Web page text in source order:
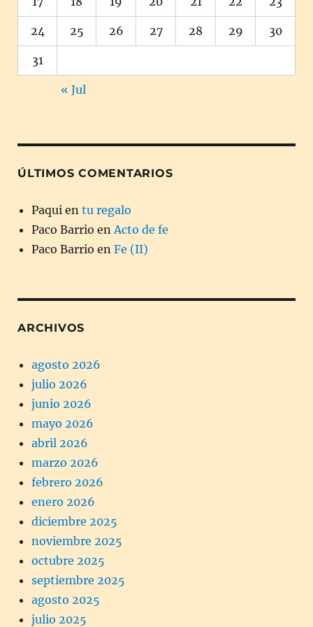
24 25 26 27 28 29 30
31
« Jul
ÚLTIMOS COMENTARIOS
Paqui en tu regalo
Paco Barrio en Acto de fe
Paco Barrio en Fe (II)
ARCHIVOS
agosto 2026
julio 2026
junio 2026
mayo 2026
abril 2026
marzo 2026
febrero 2026
enero 2026
diciembre 2025
noviembre 2025
octubre 2025
septiembre 2025
agosto 2025
julio 2025